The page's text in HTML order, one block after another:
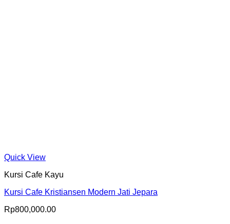
Quick View
Kursi Cafe Kayu
Kursi Cafe Kristiansen Modern Jati Jepara
Rp800,000.00